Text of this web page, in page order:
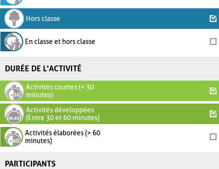
Hors classe
En classe et hors classe
DURÉE DE L'ACTIVITÉ
Activités courtes (< 30
minutes)
Activités développées
(Entre 30 et 60 minutes)
Activités élaborées (> 60
minutes)
PARTICIPANTS